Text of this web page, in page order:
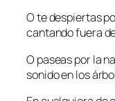
O te despiertas
cantando fuera
O paseas por la
sonido en los